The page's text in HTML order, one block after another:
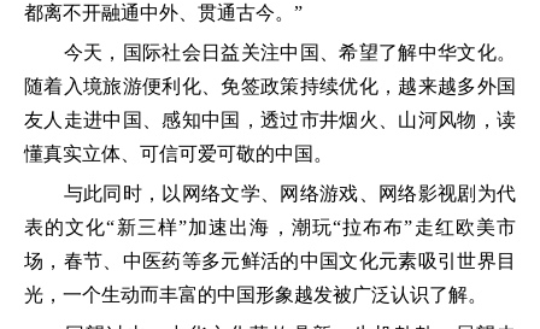
都离不开融通中外、贯通古今。”
今天，国际社会日益关注中国、希望了解中华文化。
随着入境旅游便利化、免签政策持续优化，越来越多外国
友人走进中国、感知中国，透过市井烟火、山河风物，读
懂真实立体、可信可爱可敬的中国。
与此同时，以网络文学、网络游戏、网络影视剧为代
表的文化“新三样”加速出海，潮玩“拉布布”走红欧美市
场，春节、中医药等多元鲜活的中国文化元素吸引世界目
光，一个生动而丰富的中国形象越发被广泛认识了解。